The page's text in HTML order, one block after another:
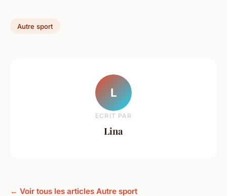
Autre sport
L
ECRIT PAR
Lina
← Voir tous les articles Autre sport